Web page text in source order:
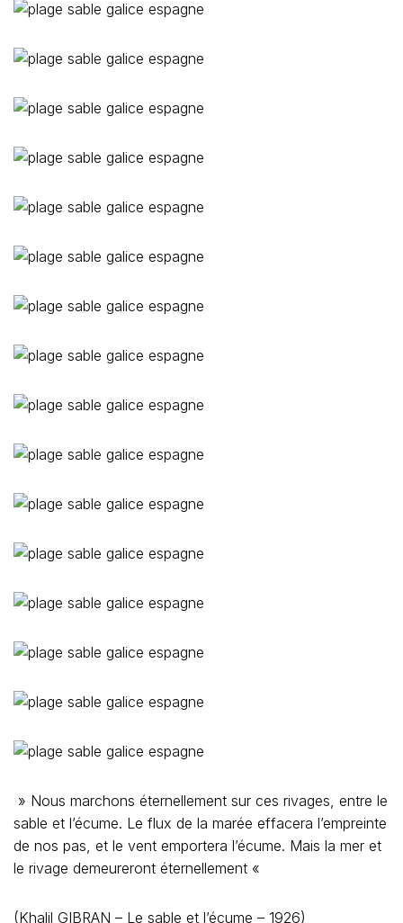
» Nous marchons éternellement sur ces rivages, entre le
sable et l’écume. Le flux de la marée effacera l’empreinte
de nos pas, et le vent emportera l’écume. Mais la mer et
le rivage demeureront éternellement «
(Khalil GIBRAN – Le sable et l’écume – 1926)